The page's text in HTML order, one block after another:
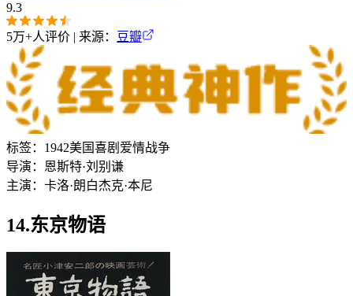
9.3
5万+人评价 | 来源： 豆瓣
标签： 1942美国喜剧 爱情战争
导演： 恩斯特·刘别谦
主演： 卡洛·朗白杰克·本尼
14.东京物语